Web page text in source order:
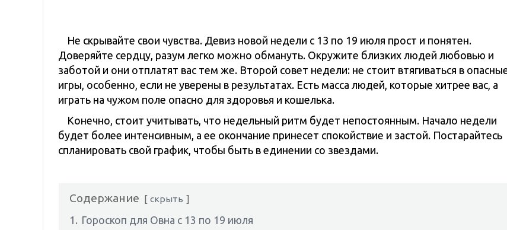
Не скрывайте свои чувства. Девиз новой недели с 13 по 19 июля прост и понятен.
Доверяйте сердцу, разум легко можно обмануть. Окружите близких людей любовью и
заботой и они отплатят вас тем же. Второй совет недели: не стоит втягиваться в
игры, особенно, если не уверены в результатах. Есть масса людей, которые хитрее вас, а
играть на чужом поле опасно для здоровья и кошелька.
Конечно, стоит учитывать, что недельный ритм будет непостоянным. Начало недели
будет более интенсивным, а ее окончание принесет спокойствие и застой. Постарайтесь
спланировать свой график, чтобы быть в единении со звездами.
Содержание скрыть
1. Гороскоп для Овна с 13 по 19 июля